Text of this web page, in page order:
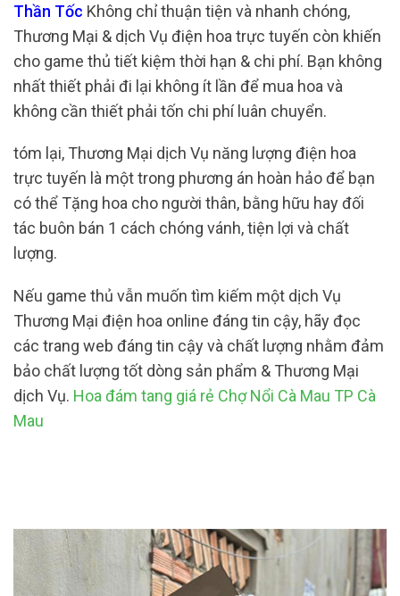
Thần Tốc Không chỉ thuận tiện và nhanh chóng,
Thương Mại & dịch Vụ điện hoa trực tuyến còn khiến
cho game thủ tiết kiệm thời hạn & chi phí. Bạn không
nhất thiết phải đi lại không ít lần để mua hoa và
không cần thiết phải tốn chi phí luân chuyển.
tóm lại, Thương Mại dịch Vụ năng lượng điện hoa
trực tuyến là một trong phương án hoàn hảo để bạn
có thể Tặng hoa cho người thân, bằng hữu hay đối
tác buôn bán 1 cách chóng vánh, tiện lợi và chất
lượng.
Nếu game thủ vẫn muốn tìm kiếm một dịch Vụ
Thương Mại điện hoa online đáng tin cậy, hãy đọc
các trang web đáng tin cậy và chất lượng nhằm đảm
bảo chất lượng tốt dòng sản phẩm & Thương Mại
dịch Vụ. Hoa đám tang giá rẻ Chợ Nổi Cà Mau TP Cà
Mau